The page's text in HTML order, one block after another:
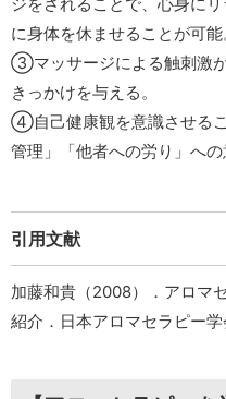
に身体を休ませることが可能
③マッサージによる触刺激
きっかけを与える。
④自己健康観を意識させる
管理」「他者への労り」へ
引用文献
加藤和貴（2008）．アロマ
紹介．日本アロマセラピー